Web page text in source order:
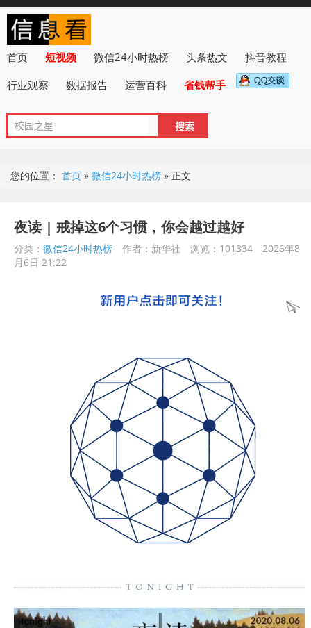
首页 短视频 微信24小时热榜 头条热文
抖音教程
行业观察
数据报告 运营百科 省钱帮手
您的位置： 首页 » 微信24小时热榜 » 正文
夜读 | 戒掉这6个习惯，你会越过越好
分类： 微信24小时热榜 作者：新华社 浏览：101334
2026年8
月6日 21:22